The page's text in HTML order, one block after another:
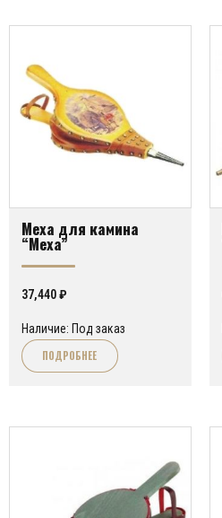
Меха для камина
“Mexa”
37,440₽
Наличие: Под заказ
ПОДРОБНЕЕ